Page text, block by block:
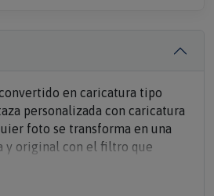
en caricatura tipo
personalizada con caricatura
foto se transforma en una
y original con el filtro que
subir tu foto y elegir el estilo
tecnología de IA convierte